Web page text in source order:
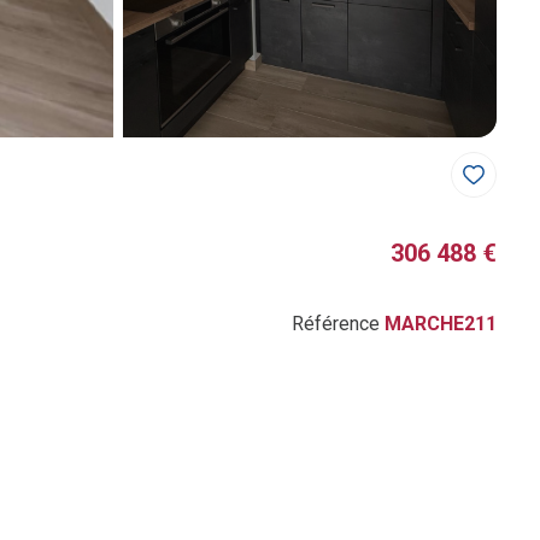
306 488 €
Référence MARCHE211